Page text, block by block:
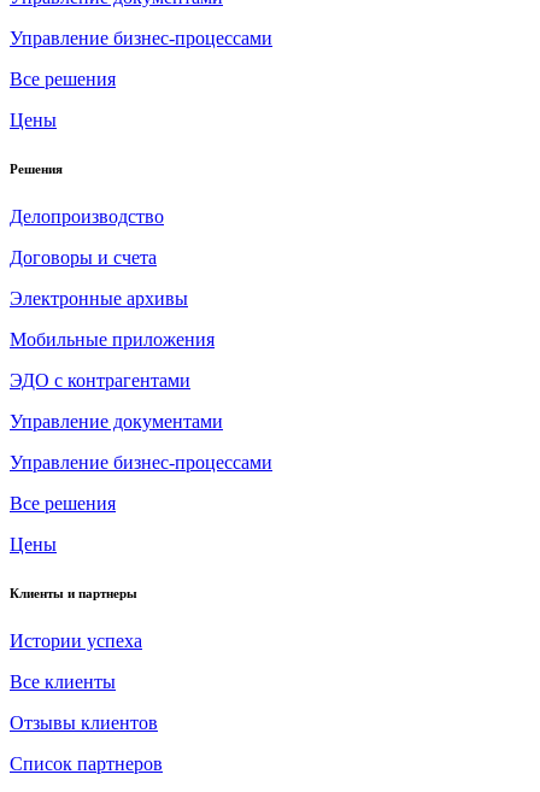
Управление бизнес-процессами
Все решения
Цены
Решения
Делопроизводство
Договоры и счета
Электронные архивы
Мобильные приложения
ЭДО с контрагентами
Управление документами
Управление бизнес-процессами
Все решения
Цены
Клиенты и партнеры
Истории успеха
Все клиенты
Отзывы клиентов
Список партнеров